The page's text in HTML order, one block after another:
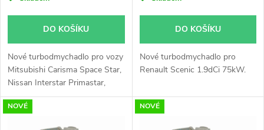
u
k
t
o
d
u
k
DO KOŠÍKU
Nové turbodmychadlo pro vozy
Mitsubishi Carisma Space Star,
Nissan Interstar Primastar,
Opel Movano Vivaro, Renault
Laguna Master Megane Scenic
DO KOŠÍKU
Nové turbodmychadlo pro
Renault Scenic 1.9dCi 75kW.
NOVÉ NOVÉ